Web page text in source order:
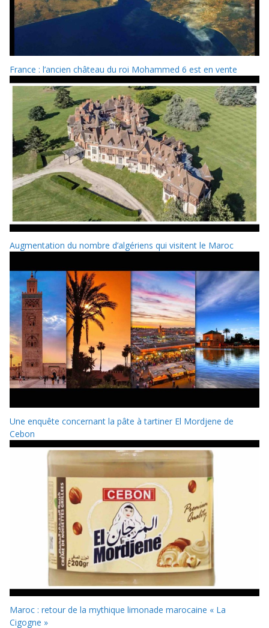
France : l’ancien château du roi Mohammed 6 est en vente
Augmentation du nombre d’algériens qui visitent le Maroc
Une enquête concernant la pâte à tartiner El Mordjene de
Cebon
Maroc : retour de la mythique limonade marocaine « La
Cigogne »